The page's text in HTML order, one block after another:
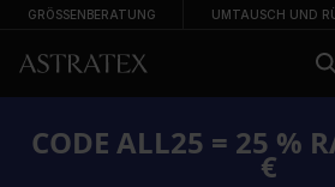
GRÖSSENBERATUNG UMTAUSCH UND
CODE ALL25 = 25 %
€